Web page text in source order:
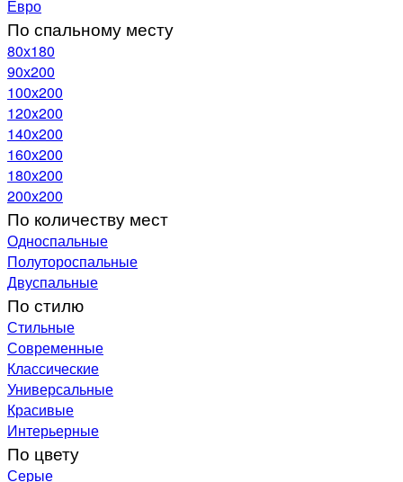
Евро
По спальному месту
80х180
90х200
100х200
120x200
140х200
160х200
180х200
200х200
По количеству мест
Односпальные
Полутороспальные
Двуспальные
По стилю
Стильные
Современные
Классические
Универсальные
Красивые
Интерьерные
По цвету
Серые